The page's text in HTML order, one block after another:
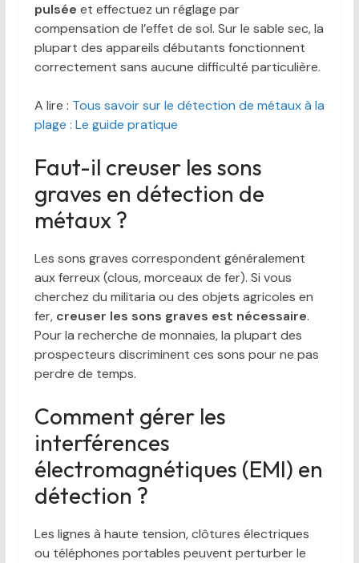
pulsée et effectuez un réglage par
compensation de l’effet de sol. Sur le sable sec, la
plupart des appareils débutants fonctionnent
correctement sans aucune difficulté particulière.
A lire : Tous savoir sur le détection de métaux à la
plage : Le guide pratique
Faut-il creuser les sons
graves en détection de
métaux ?
Les sons graves correspondent généralement
aux ferreux (clous, morceaux de fer). Si vous
cherchez du militaria ou des objets agricoles en
fer, creuser les sons graves est nécessaire.
Pour la recherche de monnaies, la plupart des
prospecteurs discriminent ces sons pour ne pas
perdre de temps.
Comment gérer les
interférences
électromagnétiques (EMI) en
détection ?
Les lignes à haute tension, clôtures électriques
ou téléphones portables peuvent perturber le